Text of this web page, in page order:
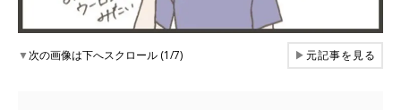
▼次の画像は下へスクロール (1/7) ▶元記事を見る